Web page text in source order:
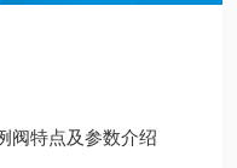
阀特点及参数介绍